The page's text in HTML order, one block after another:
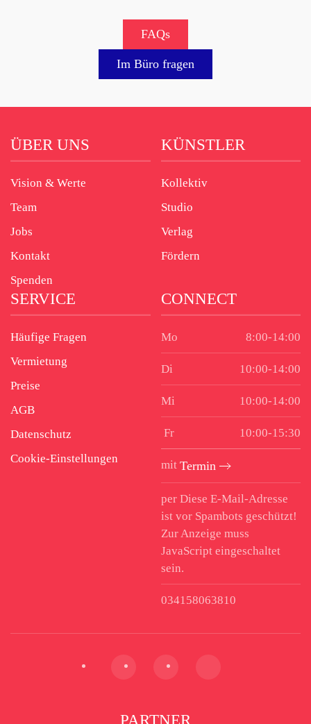
FAQs
Im Büro fragen
ÜBER UNS
Vision & Werte
Team
Jobs
Kontakt
Spenden
KÜNSTLER
Kollektiv
Studio
Verlag
Fördern
SERVICE
Häufige Fragen
Vermietung
Preise
AGB
Datenschutz
Cookie-Einstellungen
CONNECT
Mo 8:00-14:00
Di 10:00-14:00
Mi 10:00-14:00
Fr 10:00-15:30
mit Termin
per Diese E-Mail-Adresse
ist vor Spambots geschützt!
Zur Anzeige muss
JavaScript eingeschaltet
sein.
034158063810
PARTNER